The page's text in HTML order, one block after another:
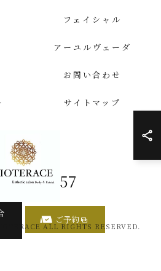
259-4557
ご予約
フェイシャル
アーユルヴェーダ
お問い合わせ
サイトマップ
ALL RIGHTS RESERVED.